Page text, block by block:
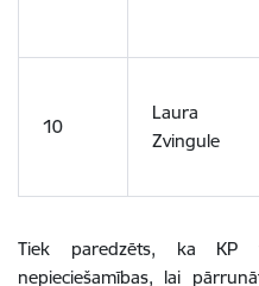
10
Laura
Zvingule
Tiek paredzēts, ka
nepieciešamības, lai